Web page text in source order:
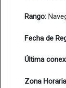
Rango:
Fecha de
Última
Zona